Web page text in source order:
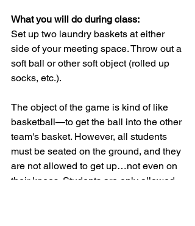
What you will do during class:
Set up two laundry baskets at either
side of your meeting space. Throw out a
soft ball or other soft object (rolled up
socks, etc.).
The object of the game is kind of like
basketball—to get the ball into the other
team's basket. However, all students
must be seated on the ground, and they
are not allowed to get up…not even on
their knees. Students are only allowed